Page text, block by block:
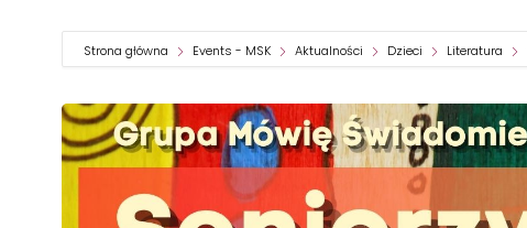
Strona główna Events - MSK Aktualności Dzieci Literatura